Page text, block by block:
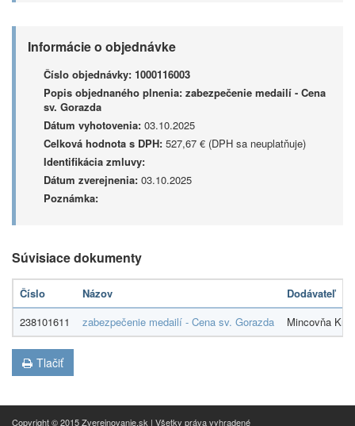
Informácie o objednávke
Číslo objednávky: 1000116003
Popis objednaného plnenia: zabezpečenie medailí - Cena
sv. Gorazda
Dátum vyhotovenia: 03.10.2025
Celková hodnota s DPH: 527,67 € (DPH sa neuplatňuje)
Identifikácia zmluvy:
Dátum zverejnenia: 03.10.2025
Poznámka:
Súvisiace dokumenty
Číslo Názov
Dodávateľ
238101611
zabezpečenie medailí - Cena sv. Gorazda Mincovňa
Tlačiť
Copyright © 2015 Zverejnovanie.sk | Všetky práva vyhradené